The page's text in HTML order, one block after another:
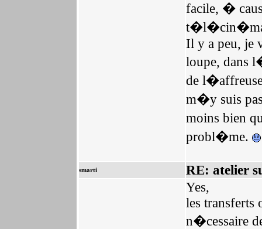
facile, �
t�l�cin�ma
Il y a peu, je
loupe, dans
de
m�y suis
moins bien
probl�me.
smarti RE: atelier
Yes,
les transferts
n�cessaire